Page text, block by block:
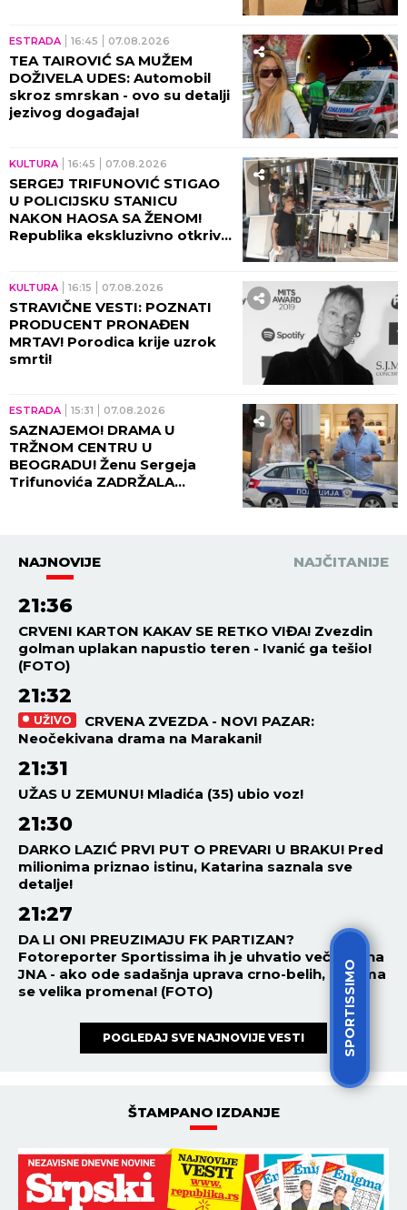
SPORTISSIMO
ESTRADA 16:45 07.08.2026
TEA TAIROVIĆ SA MUŽEM
DOŽIVELA UDES: Automobil
skroz smrskan - ovo su detalji
jezivog događaja!
KULTURA 16:45 07.08.2026
SERGEJ TRIFUNOVIĆ STIGAO
U POLICIJSKU STANICU
NAKON HAOSA SA ŽENOM!
Republika ekskluzivno otkriva
KULTURA 16:15 07.08.2026
STRAVIČNE VESTI: POZNATI
PRODUCENT PRONAĐEN
MRTAV! Porodica krije uzrok
smrti!
ESTRADA 15:31 07.08.2026
SAZNAJEMO! DRAMA U
TRŽNOM CENTRU U
BEOGRADU! Ženu Sergeja
Trifunovića ZADRŽALA
NAJNOVIJE
NAJČITANIJE
21:36
CRVENI KARTON KAKAV SE RETKO VIĐA! Zvezdin
golman uplakan napustio teren - Ivanić ga tešio!
(FOTO)
21:32
UŽIVO
CRVENA ZVEZDA - NOVI PAZAR:
Neočekivana drama na Marakani!
21:31
UŽAS U ZEMUNU! Mladića (35) ubio voz!
21:30
DARKO LAZIĆ PRVI PUT O PREVARI U BRAKU! Pred
milionima priznao istinu, Katarina saznala sve
detalje!
21:27
DA LI ONI PREUZIMAJU FK PARTIZAN?
Fotoreporter Sportissima ih je uhvatio večeras na
JNA - ako ode sadašnja uprava crno-belih, sprema
se velika promena! (FOTO)
POGLEDAJ SVE NAJNOVIJE VESTI
ŠTAMPANO IZDANJE